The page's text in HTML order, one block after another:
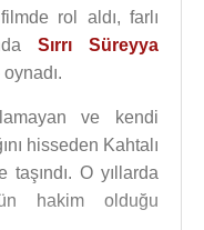
rol aldı, farlı
Sırrı Süreyya
ve kendi
hisseden Kahtalı
taşındı. O yıllarda
hakim olduğu